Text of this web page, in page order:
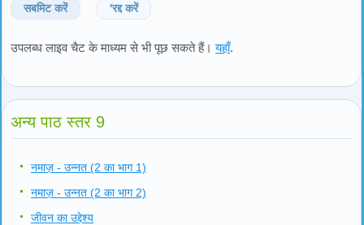
सबमिट करें 'रद्द करें
उपलब्ध लाइव चैट के माध्यम से भी पूछ सकते हैं।यहाँ.
अन्य पाठ स्तर 9
नमाज़ - उन्नत (2 का भाग 1)
नमाज़ - उन्नत (2 का भाग 2)
जीवन का उद्देश्य